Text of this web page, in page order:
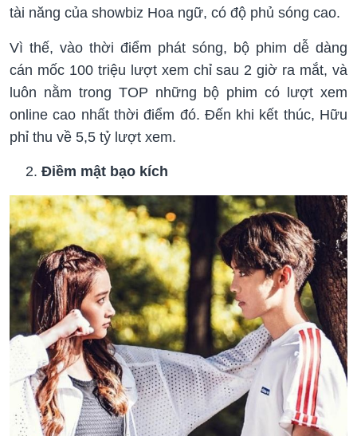
tài năng của showbiz Hoa ngữ, có độ phủ sóng cao.
Vì thế, vào thời điểm phát sóng, bộ phim dễ dàng
cán mốc 100 triệu lượt xem chỉ sau 2 giờ ra mắt, và
luôn nằm trong TOP những bộ phim có lượt xem
online cao nhất thời điểm đó. Đến khi kết thúc, Hữu
phỉ thu về 5,5 tỷ lượt xem.
Điềm mật bạo kích